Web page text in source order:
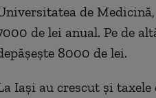
de
de lei anual. Pe de
8000 de lei.
Iași au crescut și